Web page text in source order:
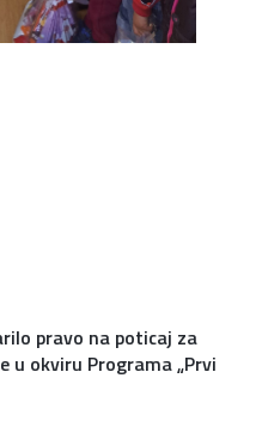
pravo na poticaj za
u okviru Programa „Prvi